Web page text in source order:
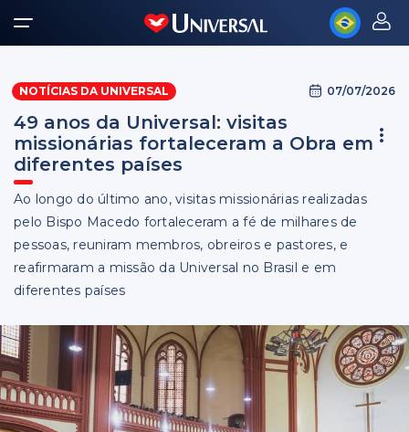
NOTÍCIAS DA UNIVERSAL 07/07/2026
49 anos da Universal: visitas
missionárias fortaleceram a Obra em
diferentes países
Ao longo do último ano, visitas missionárias realizadas
pelo Bispo Macedo fortaleceram a fé de milhares de
pessoas, reuniram membros, obreiros e pastores, e
reafirmaram a missão da Universal no Brasil e em
diferentes países